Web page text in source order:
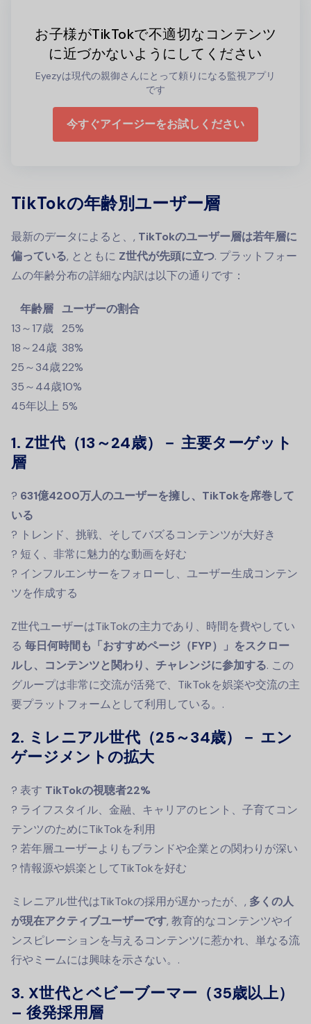
お子様がTikTokで不適切なコンテンツ
に近づかないようにしてください
Eyezyは現代の親御さんにとって頼りになる監視アプリ
です
今すぐアイージーをお試しください
TikTokの年齢別ユーザー層
最新のデータによると、, TikTokのユーザー層は若年層に
偏っている, とともに Z世代が先頭に立つ. プラットフォー
ムの年齢分布の詳細な内訳は以下の通りです：
年齢層 ユーザーの割合
13～17歳 25%
18～24歳 38%
25～34歳22%
35～44歳10%
45年以上 5%
1. Z世代（13～24歳）－ 主要ターゲット
層
? 631億4200万人のユーザーを擁し、TikTokを席巻して
いる
? トレンド、挑戦、そしてバズるコンテンツが大好き
? 短く、非常に魅力的な動画を好む
? インフルエンサーをフォローし、ユーザー生成コンテン
ツを作成する
Z世代ユーザーはTikTokの主力であり、時間を費やしてい
る 毎日何時間も「おすすめページ（FYP）」をスクロー
ルし、コンテンツと関わり、チャレンジに参加する. この
グループは非常に交流が活発で、TikTokを娯楽や交流の主
要プラットフォームとして利用している。.
2. ミレニアル世代（25～34歳）－ エン
ゲージメントの拡大
? 表す TikTokの視聴者22%
? ライフスタイル、金融、キャリアのヒント、子育てコン
テンツのためにTikTokを利用
? 若年層ユーザーよりもブランドや企業との関わりが深い
? 情報源や娯楽としてTikTokを好む
ミレニアル世代はTikTokの採用が遅かったが、, 多くの人
が現在アクティブユーザーです, 教育的なコンテンツやイ
ンスピレーションを与えるコンテンツに惹かれ、単なる流
行やミームには興味を示さない。.
3. X世代とベビーブーマー（35歳以上）
– 後発採用層